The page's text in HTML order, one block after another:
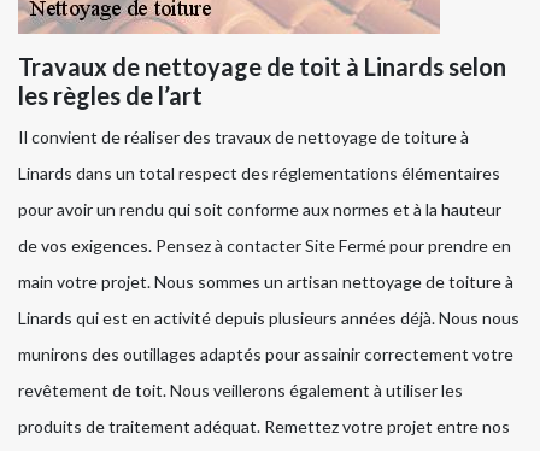
Travaux de nettoyage de toit à Linards selon
les règles de l’art
Il convient de réaliser des travaux de nettoyage de toiture à
Linards dans un total respect des réglementations élémentaires
pour avoir un rendu qui soit conforme aux normes et à la hauteur
de vos exigences. Pensez à contacter Site Fermé pour prendre en
main votre projet. Nous sommes un artisan nettoyage de toiture à
Linards qui est en activité depuis plusieurs années déjà. Nous nous
munirons des outillages adaptés pour assainir correctement votre
revêtement de toit. Nous veillerons également à utiliser les
produits de traitement adéquat. Remettez votre projet entre nos